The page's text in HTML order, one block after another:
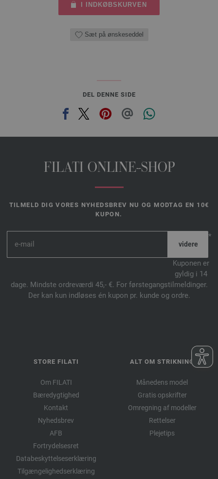
I INDKØBSKURVEN
Sæt på ønskeseddel
DEL DENNE SIDE
FILATI ONLINE-SHOP
TILMELD DIG VORES NYHEDSBREV NU OG MODTAG EN 10€
KUPON.
*
Kuponen er
gyldig i 14
dage. Mindste ordreværdi 45,- €. For førstegangstilmeldinger.
Der kan kun indløses én kupon pr. kunde og ordre.
STORE FILATI
Om FILATI
Bæredygtighed
Kontakt
Nyhedsbrev
AFB
Fortrydelsesret
Databeskyttelseserklæring
Tilgængelighedserklæring
ALT OM STRIKNING
Månedens model
Gratis opskrifter
Omregning af modeller
Rettelser
Plejetips